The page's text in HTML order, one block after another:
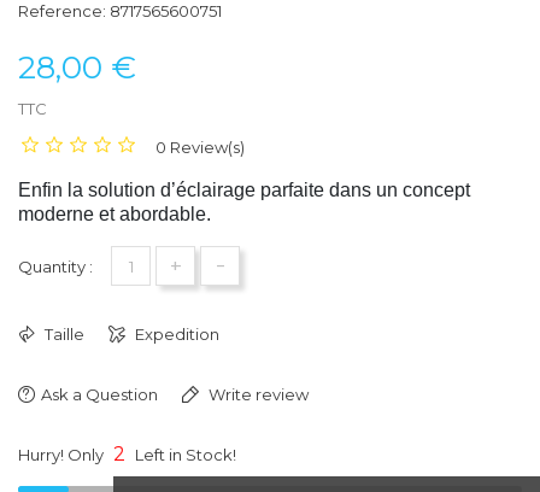
Reference: 8717565600751
28,00 €
TTC
0 Review(s)
Enfin la solution d’éclairage parfaite dans un concept
moderne et abordable.
Quantity : + -
Taille Expedition
Ask a Question Write review
Hurry! Only 2 Left in Stock!